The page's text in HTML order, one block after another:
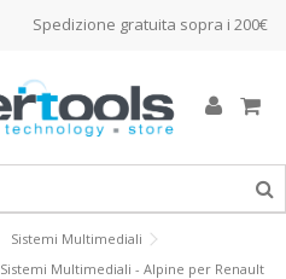
Spedizione gratuita sopra i 200€
Sistemi Multimediali
Sistemi Multimediali - Alpine per Renault